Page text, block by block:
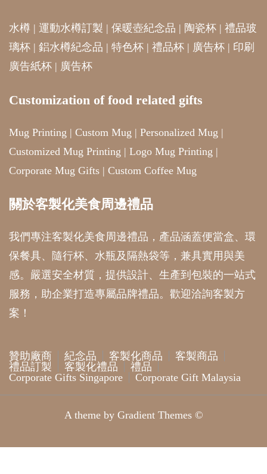
水樽 | 運動水樽訂製 | 保暖壺紀念品 | 陶瓷杯 | 禮品玻
璃杯 | 鋁水樽紀念品 | 特色杯 | 禮品杯 | 廣告杯 | 印刷
廣告紙杯 | 廣告杯
Customization of food related gifts
Mug Printing | Custom Mug | Personalized Mug |
Customized Mug Printing | Logo Mug Printing |
Corporate Mug Gifts | Custom Coffee Mug
關於客製化美食周邊禮品
我們專注客製化美食周邊禮品，產品涵蓋便當盒、環
保餐具、隨行杯、水瓶及隔熱袋等，兼具實用與美
感。嚴選安全材質，提供設計、生產到包裝的一站式
服務，助企業打造專屬品牌禮品。歡迎洽詢客製方
案！
贊助廠商 紀念品 客製化商品
客製商品
禮品訂製
客製化禮品
禮品
Corporate Gifts Singapore
Corporate Gift Malaysia
A theme by Gradient Themes ©